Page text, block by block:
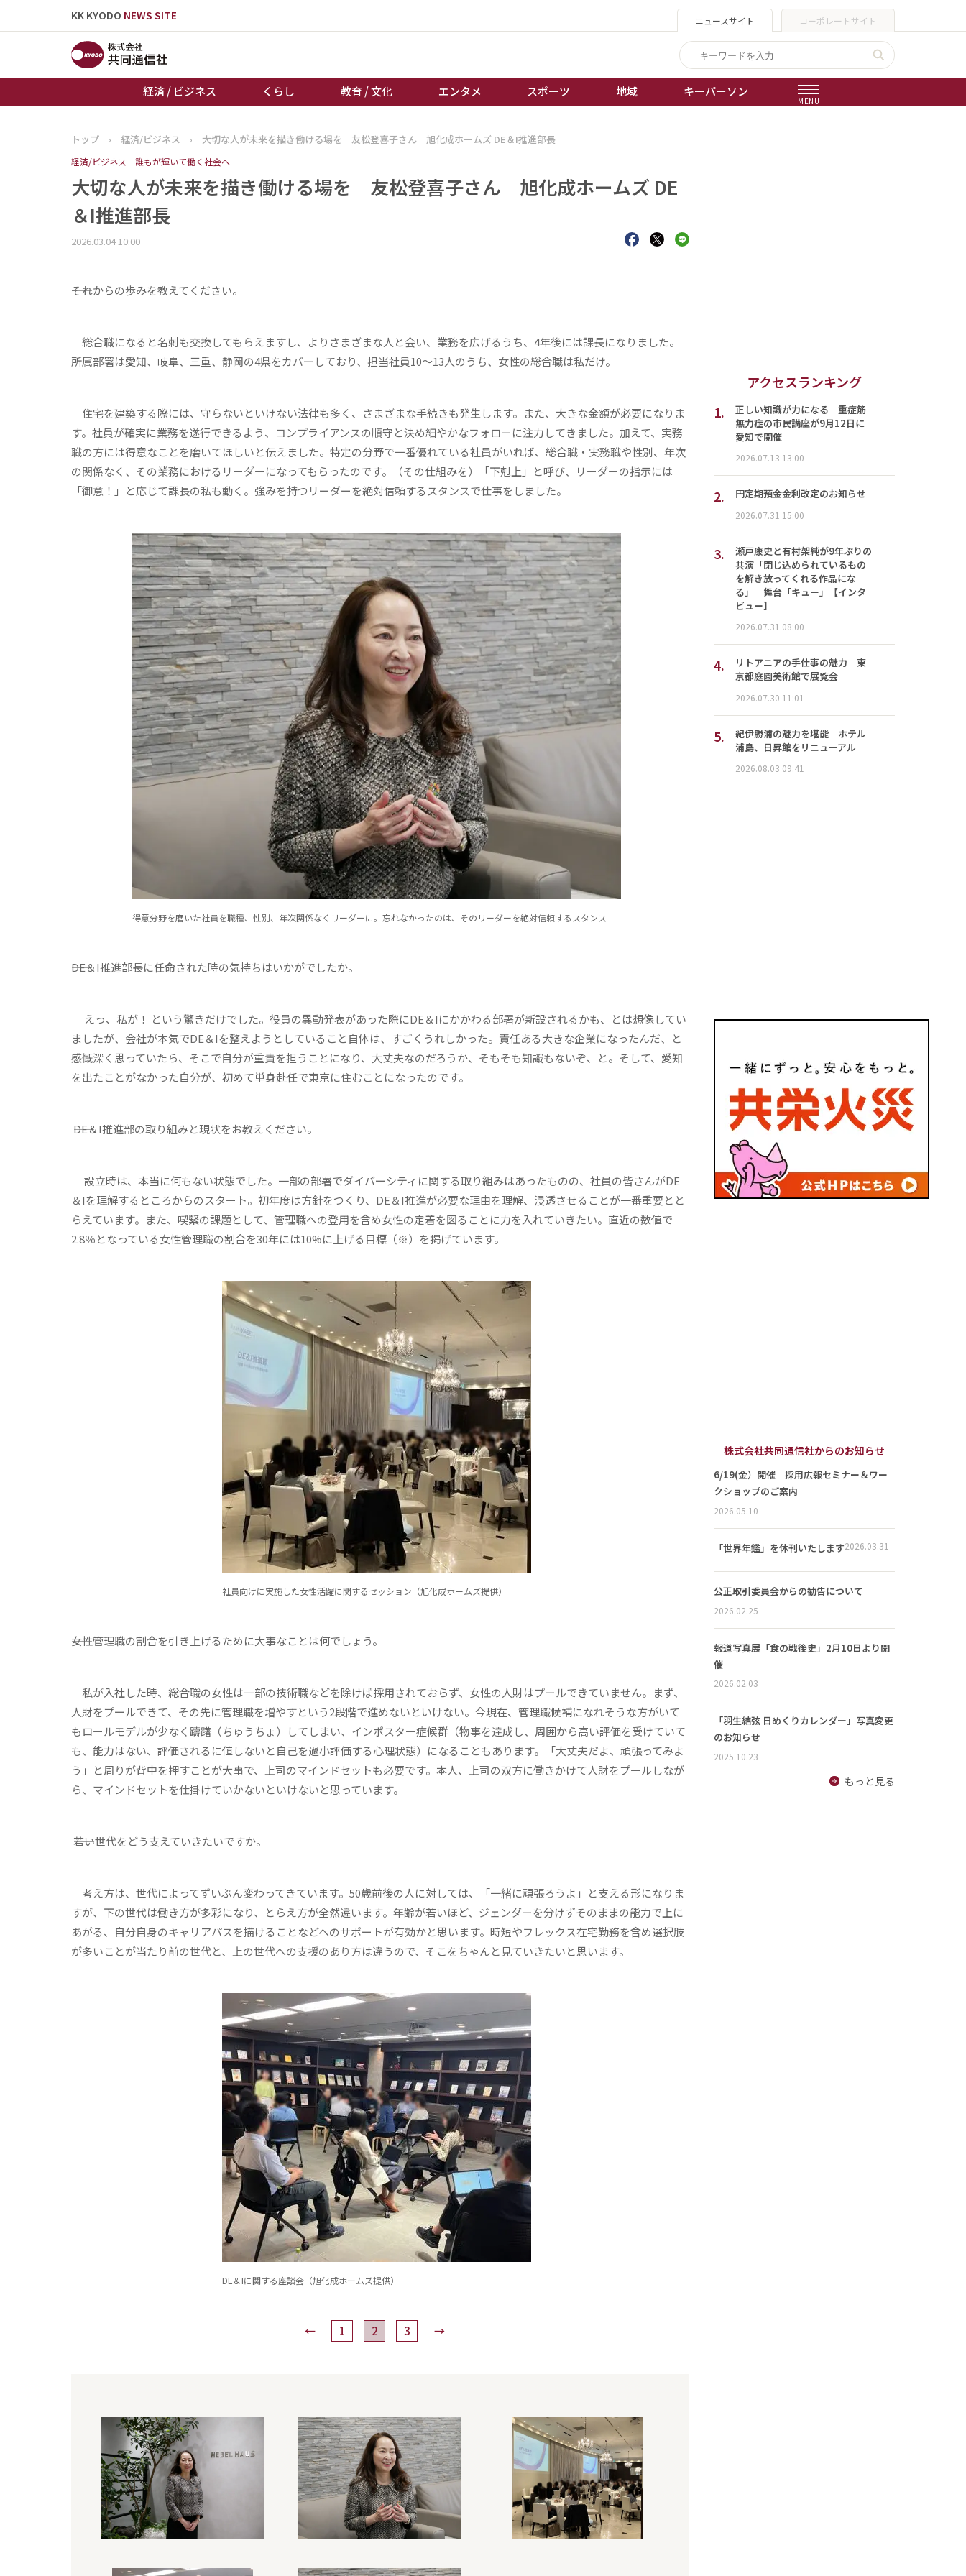
KK KYODO NEWS SITE ニュースサイト コーポレートサイト
経済 / ビジネス くらし 教育 / 文化 エンタメ スポーツ 地域 キーパーソン
MENU
トップページ
お知らせ
経済 / ビジネス
教育 / 文化
誰もが輝いて働く社会へ
オートレース
トップ › 経済/ビジネス › 大切な人が未来を描き働ける場を 友松登喜子さん 旭化成ホームズ DE＆I推進部長
経済/ビジネス 誰もが輝いて働く社会へ
大切な人が未来を描き働ける場を 友松登喜子さん 旭化成ホームズ DE
＆I推進部長
2026.03.04 10:00
――それからの歩みを教えてください。
総合職になると名刺も交換してもらえますし、よりさまざまな人と会い、業務を広げるうち、4年後には課長になりました。
所属部署は愛知、岐阜、三重、静岡の4県をカバーしており、担当社員10～13人のうち、女性の総合職は私だけ。
住宅を建築する際には、守らないといけない法律も多く、さまざまな手続きも発生します。また、大きな金額が必要になりま
す。社員が確実に業務を遂行できるよう、コンプライアンスの順守と決め細やかなフォローに注力してきました。加えて、実務
職の方には得意なことを磨いてほしいと伝えました。特定の分野で一番優れている社員がいれば、総合職・実務職や性別、年次
の関係なく、その業務におけるリーダーになってもらったのです。（その仕組みを）
「下剋上」と呼び、リーダーの指示には
「御意！」と応じて課長の私も動く。強みを持つリーダーを絶対信頼するスタンスで仕事をしました。
得意分野を磨いた社員を職種、性別、年次関係なくリーダーに。忘れなかったのは、そのリーダーを絶対信頼するスタンス
――DE＆I推進部長に任命された時の気持ちはいかがでしたか。
えっ、私が！ という驚きだけでした。役員の異動発表があった際にDE＆Iにかかわる部署が新設されるかも、とは想像してい
ましたが、会社が本気でDE＆Iを整えようとしていること自体は、すごくうれしかった。責任ある大きな企業になったんだ、と
感慨深く思っていたら、そこで自分が重責を担うことになり、大丈夫なのだろうか、そもそも知識もないぞ、と。そして、愛知
を出たことがなかった自分が、初めて単身赴任で東京に住むことになったのです。
――DE＆I推進部の取り組みと現状をお教えください。
設立時は、本当に何もない状態でした。一部の部署でダイバーシティに関する取り組みはあったものの、社員の皆さんがDE
＆Iを理解するところからのスタート。初年度は方針をつくり、DE＆I推進が必要な理由を理解、浸透させることが一番重要とと
らえています。また、喫緊の課題として、管理職への登用を含め女性の定着を図ることに力を入れていきたい。直近の数値で
2.8％となっている女性管理職の割合を30年には10%に上げる目標（※）を掲げています。
社員向けに実施した女性活躍に関するセッション（旭化成ホームズ提供）
――女性管理職の割合を引き上げるために大事なことは何でしょう。
私が入社した時、総合職の女性は一部の技術職などを除けば採用されておらず、女性の人財はプールできていません。まず、
人財をプールできて、その先に管理職を増やすという2段階で進めないといけない。今現在、管理職候補になれそうな方がいて
もロールモデルが少なく躊躇（ちゅうちょ）してしまい、インポスター症候群（物事を達成し、周囲から高い評価を受けていて
も、能力はない、評価されるに値しないと自己を過小評価する心理状態）になることもあります。「大丈夫だよ、頑張ってみよ
う」と周りが背中を押すことが大事で、上司のマインドセットも必要です。本人、上司の双方に働きかけて人財をプールしなが
ら、マインドセットを仕掛けていかないといけないと思っています。
――若い世代をどう支えていきたいですか。
考え方は、世代によってずいぶん変わってきています。50歳前後の人に対しては、「一緒に頑張ろうよ」と支える形になりま
すが、下の世代は働き方が多彩になり、とらえ方が全然違います。年齢が若いほど、ジェンダーを分けずそのままの能力で上に
あがる、自分自身のキャリアパスを描けることなどへのサポートが有効かと思います。時短やフレックス在宅勤務を含め選択肢
が多いことが当たり前の世代と、上の世代への支援のあり方は違うので、そこをちゃんと見ていきたいと思います。
DE＆Iに関する座談会（旭化成ホームズ提供）
← 1 2 3 →
アクセスランキング
1.
正しい知識が力になる 重症筋
無力症の市民講座が9月12日に
愛知で開催
2026.07.13 13:00
2. 円定期預金金利改定のお知らせ
2026.07.31 15:00
3.
瀬戸康史と有村架純が9年ぶりの
共演「閉じ込められているもの
を解き放ってくれる作品にな
る」 舞台「キュー」【インタ
ビュー】
2026.07.31 08:00
4.
リトアニアの手仕事の魅力 東
京都庭園美術館で展覧会
2026.07.30 11:01
5.
紀伊勝浦の魅力を堪能 ホテル
浦島、日昇館をリニューアル
2026.08.03 09:41
株式会社共同通信社からのお知らせ
6/19(金）開催 採用広報セミナー＆ワー
クショップのご案内
2026.05.10
「世界年鑑」を休刊いたします2026.03.31
公正取引委員会からの勧告について
2026.02.25
報道写真展「食の戦後史」2月10日より開
催
2026.02.03
「羽生結弦 日めくりカレンダー」写真変更
のお知らせ
2025.10.23
もっと見る